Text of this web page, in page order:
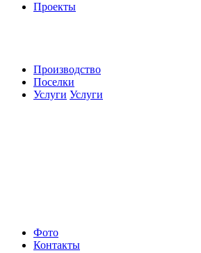
Проекты
Производство
Поселки
Услуги Услуги
Фото
Контакты